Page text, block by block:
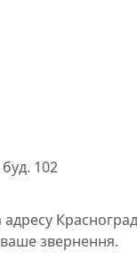
102
звернення.